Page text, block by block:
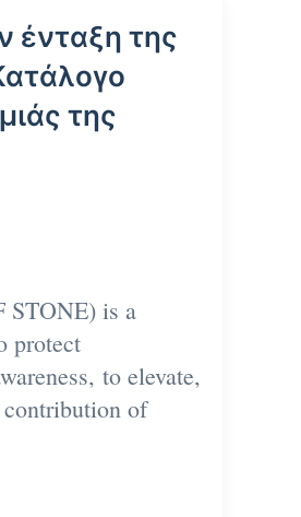
ένταξη της
της
STONE) is a
protect
to elevate,
of